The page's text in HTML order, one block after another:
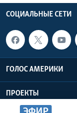
СОЦИАЛЬНЫЕ СЕТИ
ГОЛОС АМЕРИКИ
ПРОЕКТЫ